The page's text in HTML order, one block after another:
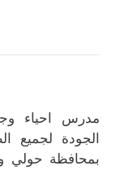
مدرس احياء
الجودة لجميع
بمحافظة حولي